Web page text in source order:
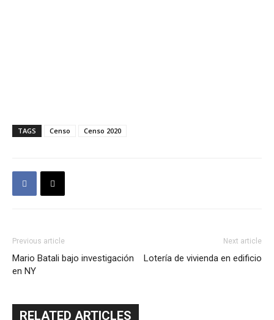
TAGS Censo Censo 2020
Previous article
Mario Batali bajo investigación
en NY
Next article
Lotería de vivienda en edificio
RELATED ARTICLES